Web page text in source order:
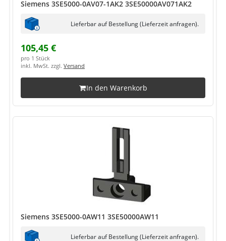
Siemens 3SE5000-0AV07-1AK2 3SE50000AV071AK2
Lieferbar auf Bestellung (Lieferzeit anfragen).
105,45 €
pro 1 Stück
inkl. MwSt. zzgl. Versand
In den Warenkorb
Siemens 3SE5000-0AW11 3SE50000AW11
Lieferbar auf Bestellung (Lieferzeit anfragen).